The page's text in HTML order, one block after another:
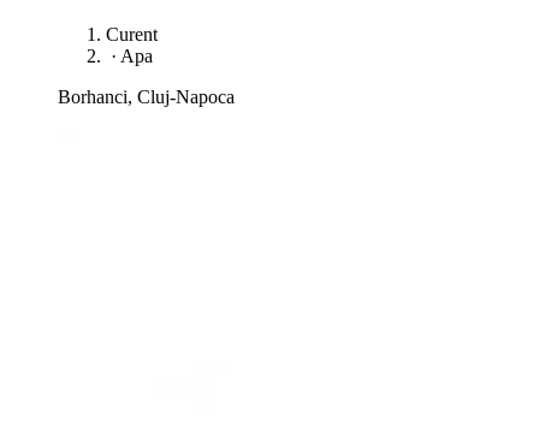
Curent
· Apa
Borhanci, Cluj-Napoca